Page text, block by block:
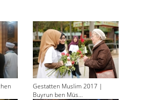
Gestatten Muslim 2017 |
Buyrun ben Müs...